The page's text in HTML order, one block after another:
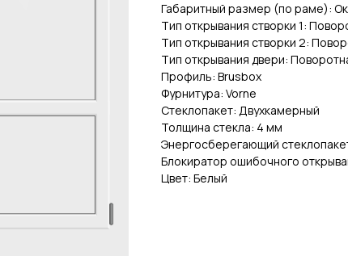
Габаритный размер (по раме):
Тип открывания створки 1:
Тип открывания створки 2:
Тип открывания двери:
Профиль: Brusbox
Фурнитура: Vorne
Стеклопакет: Двухкамерный
Толщина стекла: 4 мм
Энергосберегающий
Блокиратор ошибочного
Цвет: Белый